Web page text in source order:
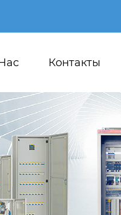
Контакты